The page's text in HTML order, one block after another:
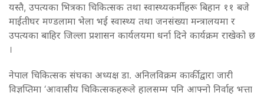
यस्तै, उपत्यका भित्रका चिकित्सक तथा स्वास्थ्यकर्मीहरू बिहान ११ बजे
माईतीघर मण्डलामा भेला भई स्वास्थ्य तथा जनसंख्या मन्त्रालयमा र
उपत्यका बाहिर जिल्ला प्रशासन कार्यलयमा धर्ना दिने कार्यक्रम राखेको छ
।
नेपाल चिकित्सक संघका अध्यक्ष डा. अनिलविक्रम कार्कीद्वारा जारी
विज्ञप्तिमा ‘आवासीय चिकित्सकहरूले हालसम्म पनि आफ्नो निर्वाह भत्ता